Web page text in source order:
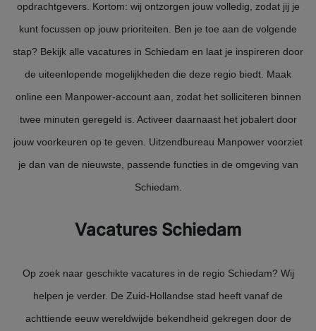
opdrachtgevers. Kortom: wij ontzorgen jouw volledig, zodat jij je
kunt focussen op jouw prioriteiten. Ben je toe aan de volgende
stap? Bekijk alle vacatures in Schiedam en laat je inspireren door
de uiteenlopende mogelijkheden die deze regio biedt. Maak
online een Manpower-account aan, zodat het solliciteren binnen
twee minuten geregeld is. Activeer daarnaast het jobalert door
jouw voorkeuren op te geven. Uitzendbureau Manpower voorziet
je dan van de nieuwste, passende functies in de omgeving van
Schiedam.
Vacatures Schiedam
Op zoek naar geschikte vacatures in de regio Schiedam? Wij
helpen je verder. De Zuid-Hollandse stad heeft vanaf de
achttiende eeuw wereldwijde bekendheid gekregen door de